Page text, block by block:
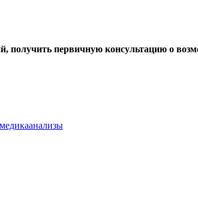
получить первичную консультацию о